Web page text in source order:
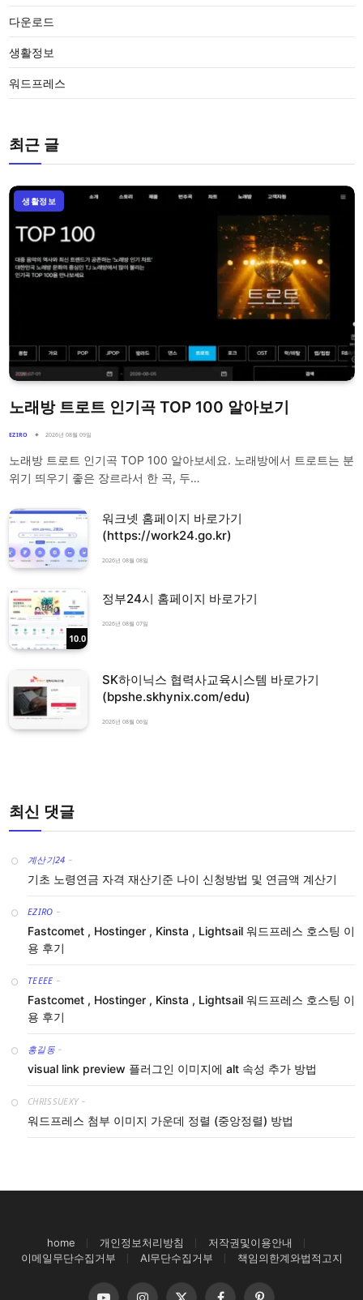
다운로드
생활정보
워드프레스
최근 글
생활정보
노래방 트로트 인기곡 TOP 100 알아보기
EZIRO 2026년 08월 09일
노래방 트로트 인기곡 TOP 100 알아보세요. 노래방에서 트로트는 분
위기 띄우기 좋은 장르라서 한 곡, 두…
워크넷 홈페이지 바로가기
(https://work24.go.kr)
2026년 08월 08일
10.0
정부24시 홈페이지 바로가기
2026년 08월 07일
SK하이닉스 협력사교육시스템 바로가기
(bpshe.skhynix.com/edu)
2026년 08월 06일
최신 댓글
계산기24 -
기초 노령연금 자격 재산기준 나이 신청방법 및 연금액 계산기
EZIRO -
Fastcomet , Hostinger , Kinsta , Lightsail 워드프레스 호스팅 이
용 후기
TEEEE -
Fastcomet , Hostinger , Kinsta , Lightsail 워드프레스 호스팅 이
용 후기
홍길동 -
visual link preview 플러그인 이미지에 alt 속성 추가 방법
CHRISSUEXY -
워드프레스 첨부 이미지 가운데 정렬 (중앙정렬) 방법
home 개인정보처리방침
저작권및이용안내
이메일무단수집거부
AI무단수집거부 책임의한계와법적고지